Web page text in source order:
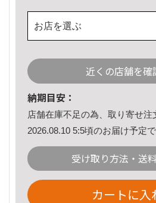
お店を選ぶ
近くの店舗を確
納期目安：
店舗在庫不足の為、取り寄せ注
2026.08.10 5:5頃のお届け予定で
受け取り方法・送
カートに入